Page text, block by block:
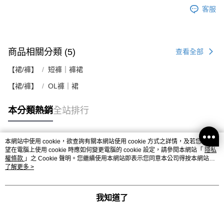
客服
商品相關分類 (5) 查看全部
【裙/褲】 短褲｜褲裙
【裙/褲】 OL褲｜裙
本分類熱銷全站排行
熱門標籤
本網站中使用 cookie，欲查詢有關本網站使用 cookie 方式之詳情，及若您不希
望在電腦上使用 cookie 時應如何變更電腦的 cookie 設定，請參閱本網站「 隱私
權條款 」之 Cookie 聲明。您繼續使用本網站即表示您同意本公司得按本網站使
用條款之 Cookie 聲明使用 cookie。
了解更多 >
我知道了